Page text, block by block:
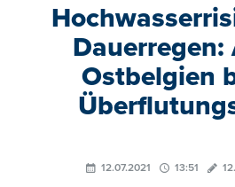
Dauerregen:
Ostbelgien
12.07.2021 13:51